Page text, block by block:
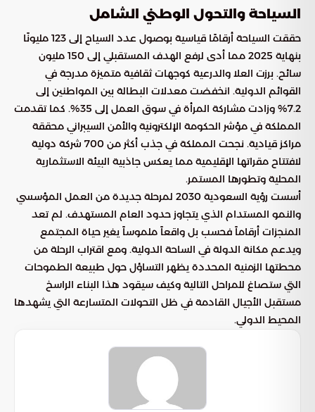
السياحة والتحول الوطني الشامل
حققت السياحة أرقامًا قياسية بوصول عدد السياح إلى 123 مليونًا
بنهاية 2025 مما أدى لرفع الهدف المستقبلي إلى 150 مليون
سائح. برزت العلا والدرعية كوجهات ثقافية متميزة مدرجة في
القوائم الدولية. انخفضت معدلات البطالة بين المواطنين إلى
7.2% وزادت مشاركة المرأة في سوق العمل إلى 35%. كما تقدمت
المملكة في مؤشر الحكومة الإلكترونية والأمن السيبراني محققة
مراكز قيادية. نجحت المملكة في جذب أكثر من 700 شركة دولية
لافتتاح مقراتها الإقليمية مما يعكس جاذبية البيئة الاستثمارية
المحلية وتطورها المستمر.
أسست رؤية السعودية 2030 لمرحلة جديدة من العمل المؤسسي
والنمو المستدام الذي يتجاوز حدود العام المستهدف. لم تعد
المنجزات أرقاماً فحسب بل واقعاً ملموساً يغير حياة المجتمع
ويدعم مكانة الدولة في الساحة الدولية. ومع اقتراب الرحلة من
محطتها الزمنية المحددة يظهر التساؤل حول طبيعة الطموحات
التي ستصاغ للمراحل التالية وكيف سيقود هذا البناء الراسخ
مستقبل الأجيال القادمة في ظل التحولات المتسارعة التي يشهدها
المحيط الدولي.